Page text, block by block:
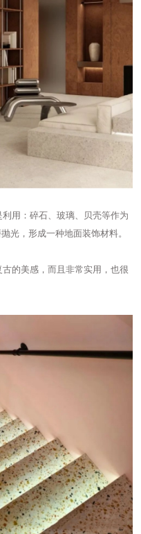
用：碎石、玻璃、贝壳等作为
光，形成一种地面装饰材料。
的美感，而且非常实用，也很